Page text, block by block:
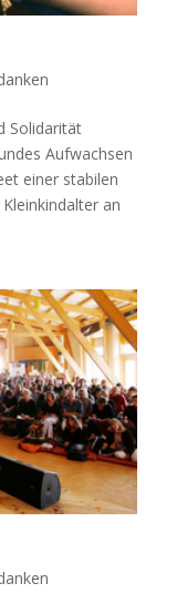
Solidarität
Aufwachsen
einer stabilen
an